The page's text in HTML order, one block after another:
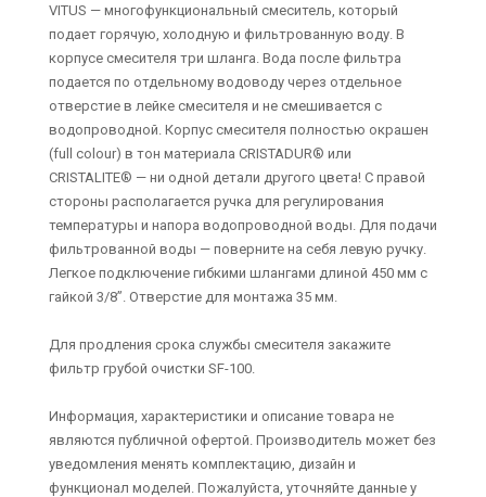
VITUS — многофункциональный смеситель, который
подает горячую, холодную и фильтрованную воду. В
корпусе смесителя три шланга. Вода после фильтра
подается по отдельному водоводу через отдельное
отверстие в лейке смесителя и не смешивается с
водопроводной. Корпус смесителя полностью окрашен
(full colour) в тон материала CRISTADUR® или
CRISTALITE® — ни одной детали другого цвета! С правой
стороны располагается ручка для регулирования
температуры и напора водопроводной воды. Для подачи
фильтрованной воды — поверните на себя левую ручку.
Легкое подключение гибкими шлангами длиной 450 мм с
гайкой 3/8”. Отверстие для монтажа 35 мм.
Для продления срока службы смесителя закажите
фильтр грубой очистки SF-100.
Информация, характеристики и описание товара не
являются публичной офертой. Производитель может без
уведомления менять комплектацию, дизайн и
функционал моделей. Пожалуйста, уточняйте данные у